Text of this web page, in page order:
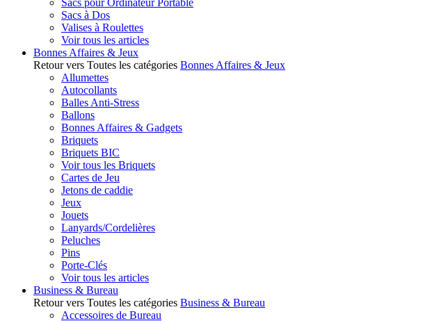
Sacs pour Ordinateur Portable
Sacs à Dos
Valises à Roulettes
Voir tous les articles
Bonnes Affaires & Jeux
Retour vers Toutes les catégories Bonnes Affaires & Jeux
Allumettes
Autocollants
Balles Anti-Stress
Ballons
Bonnes Affaires & Gadgets
Briquets
Briquets BIC
Voir tous les Briquets
Cartes de Jeu
Jetons de caddie
Jeux
Jouets
Lanyards/Cordelières
Peluches
Pins
Porte-Clés
Voir tous les articles
Business & Bureau
Retour vers Toutes les catégories Business & Bureau
Accessoires de Bureau